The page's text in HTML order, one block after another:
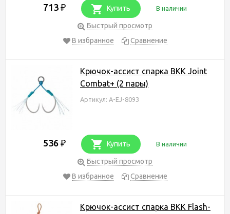
713 ₽ Купить В наличии
Быстрый просмотр
В избранное
Сравнение
Крючок-ассист спарка BKK Joint
Combat+ (2 пары)
Артикул: A-EJ-8093
536 ₽ Купить В наличии
Быстрый просмотр
В избранное
Сравнение
Крючок-ассист спарка BKK Flash-